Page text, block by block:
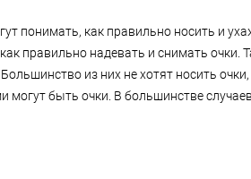
понимать, как правильно носить и
правильно надевать и снимать
из них не хотят носить
быть очки. В большинстве